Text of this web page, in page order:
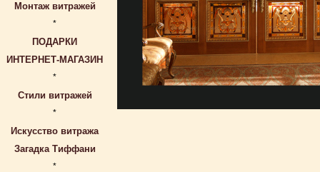
Монтаж витражей
*
ПОДАРКИ
ИНТЕРНЕТ-МАГАЗИН
*
Стили витражей
*
Искусство витража
Загадка Тиффани
*